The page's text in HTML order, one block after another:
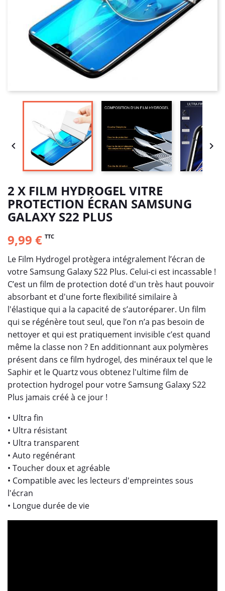
 
2 X FILM HYDROGEL VITRE
PROTECTION ÉCRAN SAMSUNG
GALAXY S22 PLUS
9,99 € TTC
Le Film Hydrogel protègera intégralement l’écran de
votre Samsung Galaxy S22 Plus. Celui-ci est incassable !
C’est un film de protection doté d'un très haut pouvoir
absorbant et d'une forte flexibilité similaire à
l'élastique qui a la capacité de s’autoréparer. Un film
qui se régénère tout seul, que l’on n’a pas besoin de
nettoyer et qui est pratiquement invisible c’est quand
même la classe non ? En additionnant aux polymères
présent dans ce film hydrogel, des minéraux tel que le
Saphir et le Quartz vous obtenez l'ultime film de
protection hydrogel pour votre Samsung Galaxy S22
Plus jamais créé à ce jour !
• Ultra fin
• Ultra résistant
• Ultra transparent
• Auto regénérant
• Toucher doux et agréable
• Compatible avec les lecteurs d'empreintes sous
l'écran
• Longue durée de vie